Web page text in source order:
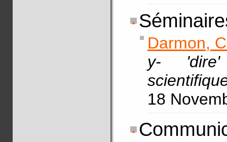
Darmon,
y- 'dire'
18